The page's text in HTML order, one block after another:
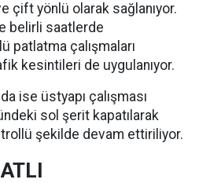
çift yönlü olarak sağlanıyor.
belirli saatlerde
patlatma çalışmaları
kesintileri de uygulanıyor.
ise üstyapı çalışması
sol şerit kapatılarak
şekilde devam ettiriliyor.